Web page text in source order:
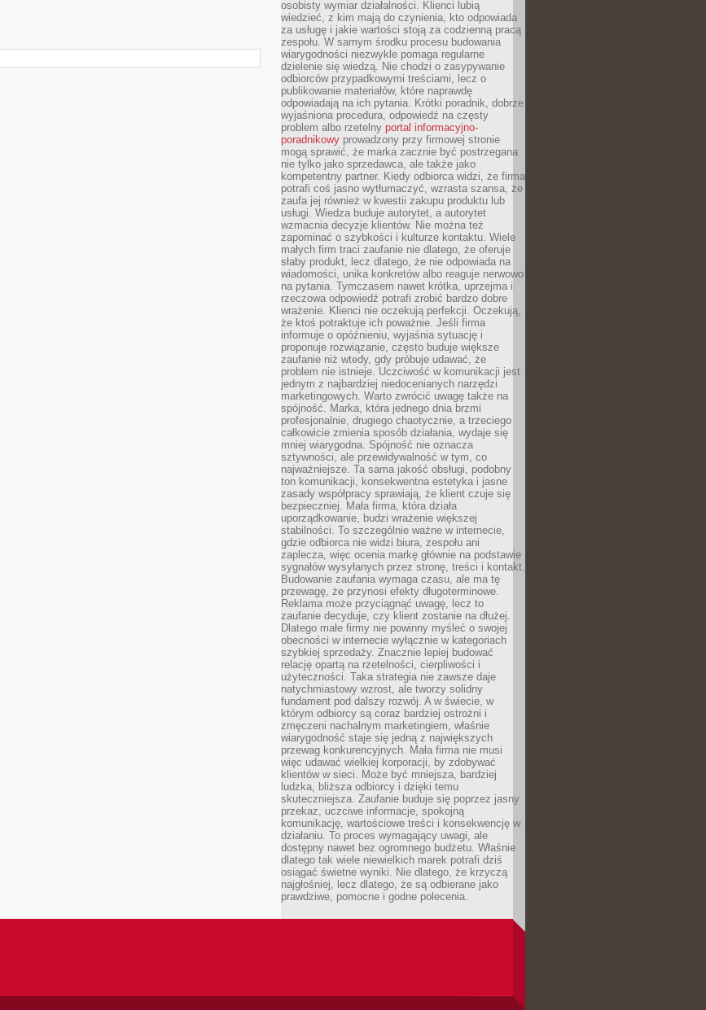
osobisty wymiar działalności. Klienci lubią
wiedzieć, z kim mają do czynienia, kto odpowiada
za usługę i jakie wartości stoją za codzienną pracą
zespołu. W samym środku procesu budowania
wiarygodności niezwykle pomaga regularne
dzielenie się wiedzą. Nie chodzi o zasypywanie
odbiorców przypadkowymi treściami, lecz o
publikowanie materiałów, które naprawdę
odpowiadają na ich pytania. Krótki poradnik, dobrze
wyjaśniona procedura, odpowiedź na częsty
problem albo rzetelny portal informacyjno-
poradnikowy prowadzony przy firmowej stronie
mogą sprawić, że marka zacznie być postrzegana
nie tylko jako sprzedawca, ale także jako
kompetentny partner. Kiedy odbiorca widzi, że firma
potrafi coś jasno wytłumaczyć, wzrasta szansa, że
zaufa jej również w kwestii zakupu produktu lub
usługi. Wiedza buduje autorytet, a autorytet
wzmacnia decyzje klientów. Nie można też
zapominać o szybkości i kulturze kontaktu. Wiele
małych firm traci zaufanie nie dlatego, że oferuje
słaby produkt, lecz dlatego, że nie odpowiada na
wiadomości, unika konkretów albo reaguje nerwowo
na pytania. Tymczasem nawet krótka, uprzejma i
rzeczowa odpowiedź potrafi zrobić bardzo dobre
wrażenie. Klienci nie oczekują perfekcji. Oczekują,
że ktoś potraktuje ich poważnie. Jeśli firma
informuje o opóźnieniu, wyjaśnia sytuację i
proponuje rozwiązanie, często buduje większe
zaufanie niż wtedy, gdy próbuje udawać, że
problem nie istnieje. Uczciwość w komunikacji jest
jednym z najbardziej niedocenianych narzędzi
marketingowych. Warto zwrócić uwagę także na
spójność. Marka, która jednego dnia brzmi
profesjonalnie, drugiego chaotycznie, a trzeciego
całkowicie zmienia sposób działania, wydaje się
mniej wiarygodna. Spójność nie oznacza
sztywności, ale przewidywalność w tym, co
najważniejsze. Ta sama jakość obsługi, podobny
ton komunikacji, konsekwentna estetyka i jasne
zasady współpracy sprawiają, że klient czuje się
bezpieczniej. Mała firma, która działa
uporządkowanie, budzi wrażenie większej
stabilności. To szczególnie ważne w internecie,
gdzie odbiorca nie widzi biura, zespołu ani
zaplecza, więc ocenia markę głównie na podstawie
sygnałów wysyłanych przez stronę, treści i kontakt.
Budowanie zaufania wymaga czasu, ale ma tę
przewagę, że przynosi efekty długoterminowe.
Reklama może przyciągnąć uwagę, lecz to
zaufanie decyduje, czy klient zostanie na dłużej.
Dlatego małe firmy nie powinny myśleć o swojej
obecności w internecie wyłącznie w kategoriach
szybkiej sprzedaży. Znacznie lepiej budować
relację opartą na rzetelności, cierpliwości i
użyteczności. Taka strategia nie zawsze daje
natychmiastowy wzrost, ale tworzy solidny
fundament pod dalszy rozwój. A w świecie, w
którym odbiorcy są coraz bardziej ostrożni i
zmęczeni nachalnym marketingiem, właśnie
wiarygodność staje się jedną z największych
przewag konkurencyjnych. Mała firma nie musi
więc udawać wielkiej korporacji, by zdobywać
klientów w sieci. Może być mniejsza, bardziej
ludzka, bliższa odbiorcy i dzięki temu
skuteczniejsza. Zaufanie buduje się poprzez jasny
przekaz, uczciwe informacje, spokojną
komunikację, wartościowe treści i konsekwencję w
działaniu. To proces wymagający uwagi, ale
dostępny nawet bez ogromnego budżetu. Właśnie
dlatego tak wiele niewielkich marek potrafi dziś
osiągać świetne wyniki. Nie dlatego, że krzyczą
najgłośniej, lecz dlatego, że są odbierane jako
prawdziwe, pomocne i godne polecenia.